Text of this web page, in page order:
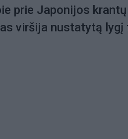
prie Japonijos
viršija nustatytą